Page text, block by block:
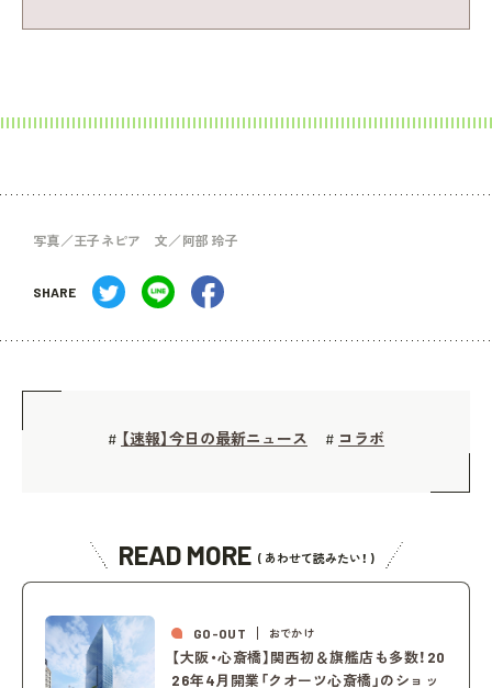
写真／王子ネピア 文／阿部 玲子
SHARE
# 【速報】今日の最新ニュース # コラボ
READ MORE ( あわせて読みたい！ )
GO-OUT おでかけ
【大阪・心斎橋】関西初＆旗艦店も多数！20
26年4月開業「クオーツ心斎橋」のショッ